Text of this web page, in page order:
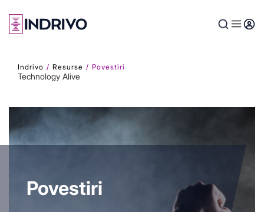
main
content
Indrivo Resurse Povestiri
Technology Alive
Povestiri